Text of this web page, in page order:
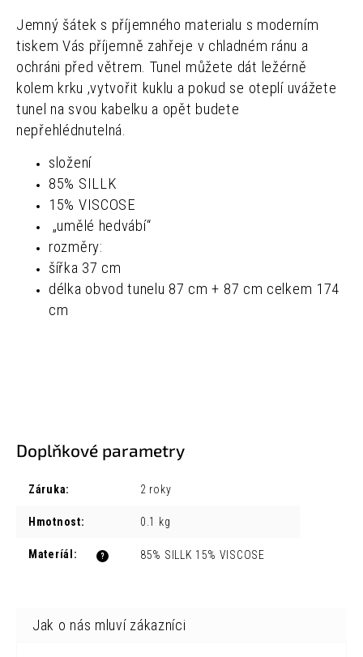
Jemný šátek s příjemného materialu s moderním
tiskem Vás příjemně zahřeje v chladném ránu a
ochráni před větrem. Tunel můžete dát ležérně
kolem krku ,vytvořit kuklu a pokud se oteplí uvážete
tunel na svou kabelku a opět budete
nepřehlédnutelná.
složení
85% SILLK
15% VISCOSE
„umělé hedvábí“
rozměry:
šířka 37 cm
délka obvod tunelu 87 cm + 87 cm celkem 174
cm
Doplňkové parametry
Záruka: 2 roky
Hmotnost: 0.1 kg
?
Materíál : 85% SILLK 15% VISCOSE